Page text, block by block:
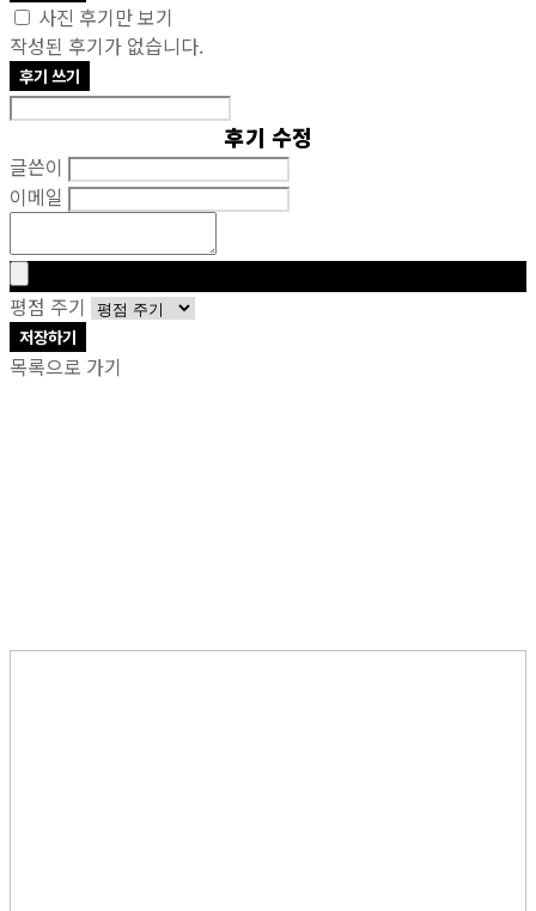
사진 후기만 보기
작성된 후기가 없습니다.
후기 쓰기
후기 수정
글쓴이
이메일
평점 주기
저장하기
목록으로 가기